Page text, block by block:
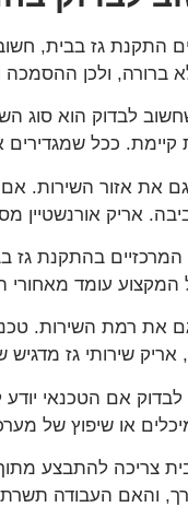
התקנת גז בבית,
ברורה, ולכן
לבדוק הוא סוג
קיימת. ככל שמגדירים
את אזור השירות.
אריק אורנשטיין
בהתקנת גז
עומד מאחורי
את רמת השירות.
שירותי גז
אם הטכנאי
מיכלים או שיפוץ של
צריכה להתבצע
והאם העבודה